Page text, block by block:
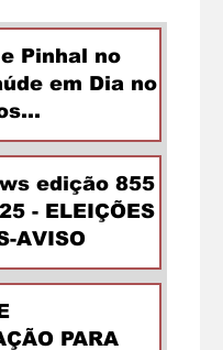
Pinhal no
em Dia no
edição 855
- ELEIÇÕES
AVISO
PARA